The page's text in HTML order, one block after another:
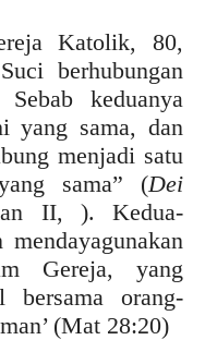
Katolik, 80,
berhubungan
keduanya
yang sama, dan
menjadi satu
sama” (Dei
II, ). Kedua-
Gereja, yang
bersama orang-
(Mat 28:20)